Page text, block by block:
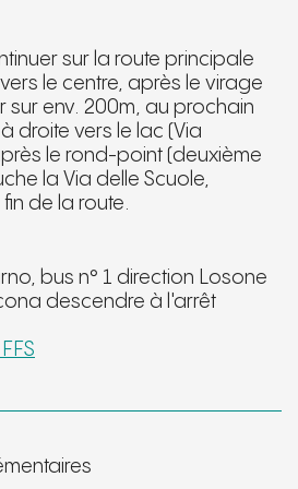
sur la route principale
le centre, après le virage
env. 200m, au prochain
droite vers le lac (Via
le rond-point (deuxième
la Via delle Scuole,
de la route.
bus n° 1 direction Losone
descendre à l'arrêt